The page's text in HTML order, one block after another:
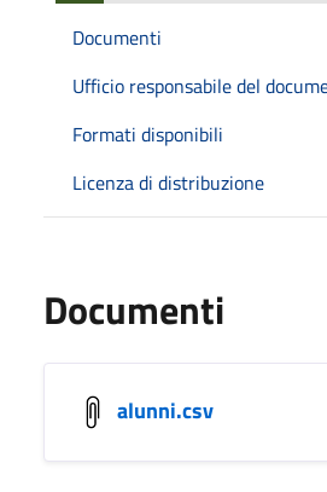
Documenti
Ufficio responsabile del
Formati disponibili
Licenza di distribuzione
Documenti
alunni.csv